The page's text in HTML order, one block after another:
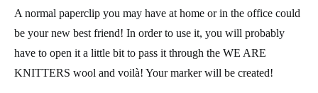
A normal paperclip you may have at home or in the office could
be your new best friend! In order to use it, you will probably
have to open it a little bit to pass it through the WE ARE
KNITTERS wool and voilà! Your marker will be created!